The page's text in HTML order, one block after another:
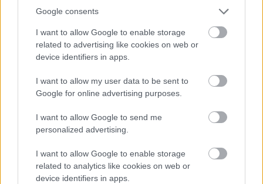
Google consents
I want to allow Google to enable storage
related to advertising like cookies on web or
device identifiers in apps.
I want to allow my user data to be sent to
Google for online advertising purposes.
I want to allow Google to send me
personalized advertising.
I want to allow Google to enable storage
related to analytics like cookies on web or
device identifiers in apps.